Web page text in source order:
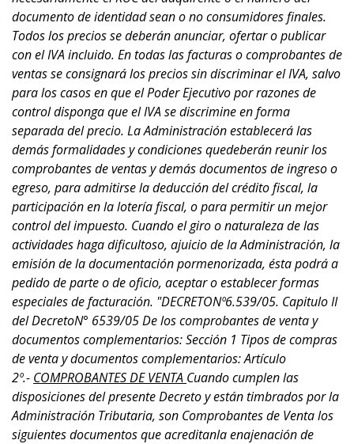
documento de identidad sean o no consumidores finales.
Todos los precios se deberán anunciar, ofertar o publicar
con el IVA incluido. En todas las facturas o comprobantes de
ventas se consignará los precios sin discriminar el IVA, salvo
para los casos en que el Poder Ejecutivo por razones de
control disponga que el IVA se discrimine en forma
separada del precio. La Administración establecerá las
demás formalidades y condiciones quedeberán reunir los
comprobantes de ventas y demás documentos de ingreso o
egreso, para admitirse la deducción del crédito fiscal, la
participación en la lotería fiscal, o para permitir un mejor
control del impuesto. Cuando el giro o naturaleza de las
actividades haga dificultoso, ajuicio de la Administración, la
emisión de la documentación pormenorizada, ésta podrá a
pedido de parte o de oficio, aceptar o establecer formas
especiales de facturación. "DECRETONº6.539/05. Capitulo II
del DecretoN° 6539/05 De los comprobantes de venta y
documentos complementarios: Sección 1 Tipos de compras
de venta y documentos complementarios: Artículo
2º.- COMPROBANTES DE VENTA Cuando cumplen las
disposiciones del presente Decreto y están timbrados por la
Administración Tributaria, son Comprobantes de Venta los
siguientes documentos que acreditanla enajenación de